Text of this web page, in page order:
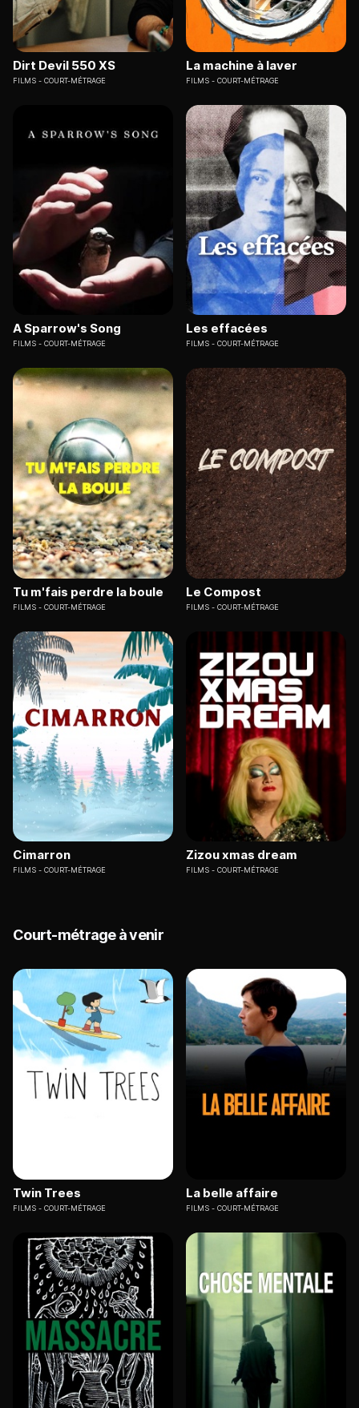
Dirt Devil 550 XS
FILMS COURT-MÉTRAGE
La machine à laver
FILMS COURT-MÉTRAGE
A Sparrow's Song
FILMS COURT-MÉTRAGE
Les effacées
FILMS COURT-MÉTRAGE
Tu m'fais perdre la boule
FILMS COURT-MÉTRAGE
Le Compost
FILMS COURT-MÉTRAGE
Cimarron
FILMS COURT-MÉTRAGE
Zizou xmas dream
FILMS COURT-MÉTRAGE
Court-métrage à venir
Twin Trees
FILMS COURT-MÉTRAGE
La belle affaire
FILMS COURT-MÉTRAGE